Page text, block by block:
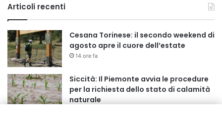
Articoli recenti
Cesana Torinese: il secondo weekend di
agosto apre il cuore dell’estate
14 ore fa
Siccità: Il Piemonte avvia le procedure
per la richiesta dello stato di calamità
naturale